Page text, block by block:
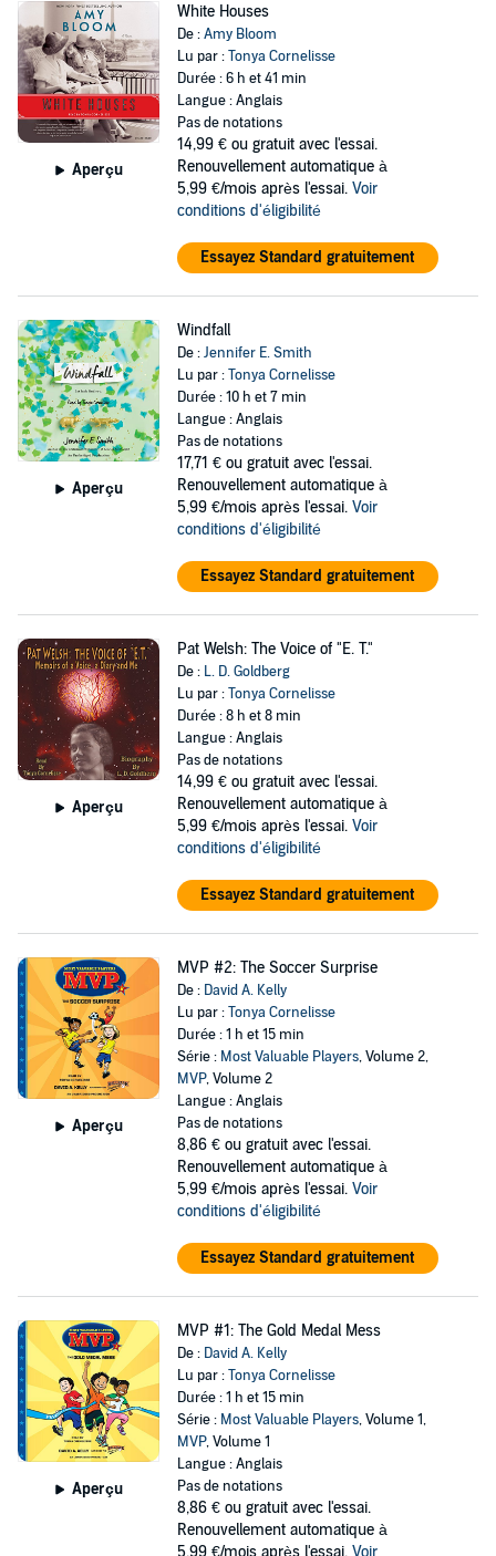
Aperçu
White Houses
De :Amy Bloom
Lu par :Tonya Cornelisse
Durée : 6 h et 41 min
Langue : Anglais
Pas de notations
14,99 € ou gratuit avec l'essai.
Renouvellement automatique à
5,99 €/mois après l'essai. Voir
conditions d'éligibilité
Essayez Standard gratuitement
Aperçu
Windfall
De :Jennifer E. Smith
Lu par :Tonya Cornelisse
Durée : 10 h et 7 min
Langue : Anglais
Pas de notations
17,71 € ou gratuit avec l'essai.
Renouvellement automatique à
5,99 €/mois après l'essai. Voir
conditions d'éligibilité
Essayez Standard gratuitement
Aperçu
Pat Welsh: The Voice of "E. T."
De : L. D. Goldberg
Lu par :Tonya Cornelisse
Durée : 8 h et 8 min
Langue : Anglais
Pas de notations
14,99 € ou gratuit avec l'essai.
Renouvellement automatique à
5,99 €/mois après l'essai. Voir
conditions d'éligibilité
Essayez Standard gratuitement
Aperçu
MVP #2: The Soccer Surprise
De : David A. Kelly
Lu par :Tonya Cornelisse
Durée : 1 h et 15 min
Série : Most Valuable Players, Volume 2,
MVP, Volume 2
Langue : Anglais
Pas de notations
8,86 € ou gratuit avec l'essai.
Renouvellement automatique à
5,99 €/mois après l'essai. Voir
conditions d'éligibilité
Essayez Standard gratuitement
Aperçu
MVP #1: The Gold Medal Mess
De : David A. Kelly
Lu par :Tonya Cornelisse
Durée : 1 h et 15 min
Série : Most Valuable Players, Volume 1,
MVP, Volume 1
Langue : Anglais
Pas de notations
8,86 € ou gratuit avec l'essai.
Renouvellement automatique à
5,99 €/mois après l'essai. Voir